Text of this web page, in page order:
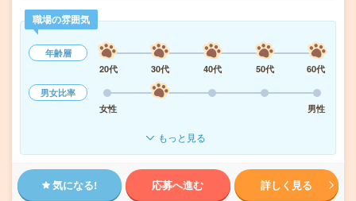
職場の雰囲気
年齢層
20代
30代 40代 50代
60代
男女比率
女性
男性
もっと見る
気になる! 応募へ進む 詳しく見る